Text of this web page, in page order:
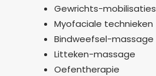
Gewrichts-mobilisaties
Myofaciale technieken
Bindweefsel-massage
Litteken-massage
Oefentherapie